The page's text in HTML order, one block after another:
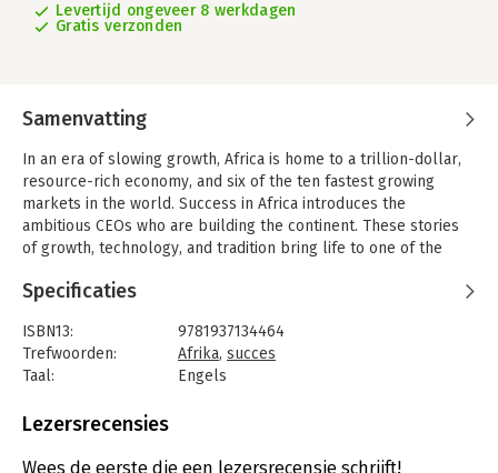
Levertijd ongeveer 8 werkdagen
Gratis verzonden
Samenvatting
In an era of slowing growth, Africa is home to a trillion-dollar,
resource-rich economy, and six of the ten fastest growing
markets in the world. Success in Africa introduces the
ambitious CEOs who are building the continent. These stories
of growth, technology, and tradition bring life to one of the
Africa.
The CEOs of General Electric, The Coca Cola Company, and
Tullow Oil join Africa's leading CEOs to share insights on what
wins in this fast-growth market. With twenty years of
Africa, author Jonathan Berman engages with top business
continent. Success in Africa pushes past the headlines on
Specificaties
ISBN13:
9781937134464
Trefwoorden:
Afrika, succes
Taal:
Engels
Aantal pagina's:
Druk:
1
Lezersrecensies
Wees de eerste die een lezersrecensie schrijft!